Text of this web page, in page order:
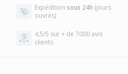
Expédition sous 24h (jours
ouvrés)
4,5/5 sur + de 7000 avis
clients